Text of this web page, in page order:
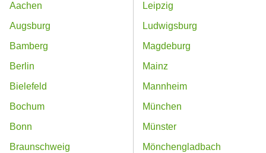
Aachen
Augsburg
Bamberg
Berlin
Bielefeld
Bochum
Bonn
Braunschweig
Leipzig
Ludwigsburg
Magdeburg
Mainz
Mannheim
München
Münster
Mönchengladbach